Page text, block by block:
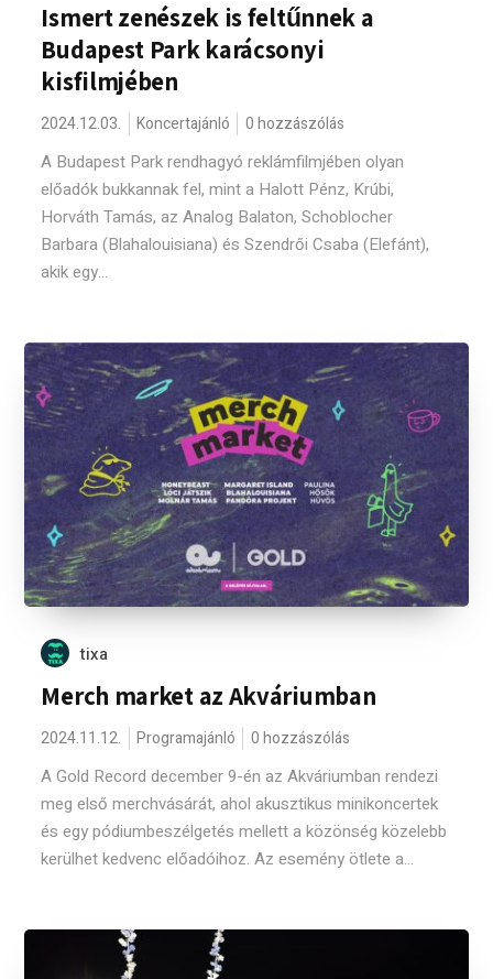
Ismert zenészek is feltűnnek a
Budapest Park karácsonyi
kisfilmjében
2024.12.03. Koncertajánló 0 hozzászólás
A Budapest Park rendhagyó reklámfilmjében olyan
előadók bukkannak fel, mint a Halott Pénz, Krúbi,
Horváth Tamás, az Analog Balaton, Schoblocher
Barbara (Blahalouisiana) és Szendrői Csaba (Elefánt),
akik egy...
tixa
Merch market az Akváriumban
2024.11.12. Programajánló 0 hozzászólás
A Gold Record december 9-én az Akváriumban rendezi
meg első merchvásárát, ahol akusztikus minikoncertek
és egy pódiumbeszélgetés mellett a közönség közelebb
kerülhet kedvenc előadóihoz. Az esemény ötlete a...